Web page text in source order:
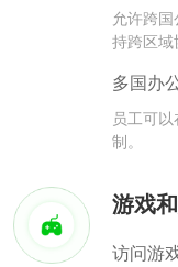
允许跨
持跨区域
多国办
员工可
制。
游戏
访问游